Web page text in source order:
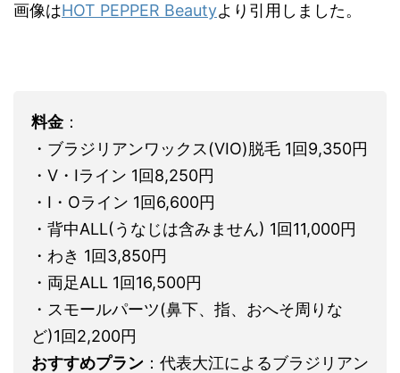
画像はHOT PEPPER Beautyより引用しました。
料金：
・ブラジリアンワックス(VIO)脱毛 1回9,350円
・V・Iライン 1回8,250円
・I・Oライン 1回6,600円
・背中ALL(うなじは含みません) 1回11,000円
・わき 1回3,850円
・両足ALL 1回16,500円
・スモールパーツ(鼻下、指、おへそ周りな
ど)1回2,200円
おすすめプラン ：代表大江によるブラジリアン